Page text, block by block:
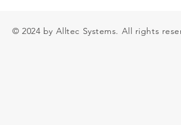
© 2024 by Alltec Systems. All rights